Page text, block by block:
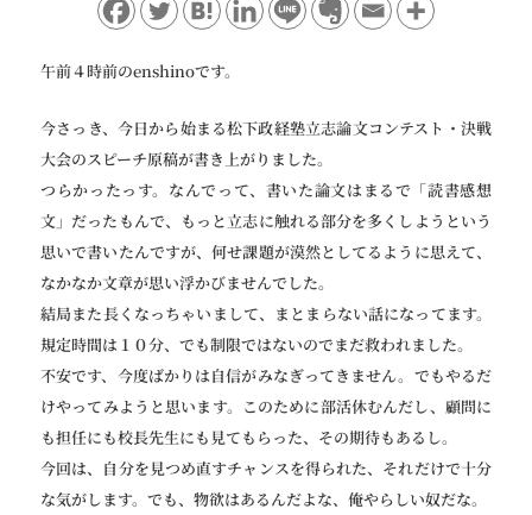
午前４時前のenshinoです。
今さっき、今日から始まる松下政経塾立志論文コンテスト・決戦
大会のスピーチ原稿が書き上がりました。
つらかったっす。なんでって、書いた論文はまるで「読書感想
文」だったもんで、もっと立志に触れる部分を多くしようという
思いで書いたんですが、何せ課題が漠然としてるように思えて、
なかなか文章が思い浮かびませんでした。
結局また長くなっちゃいまして、まとまらない話になってます。
規定時間は１０分、でも制限ではないのでまだ救われました。
不安です、今度ばかりは自信がみなぎってきません。でもやるだ
けやってみようと思います。このために部活休むんだし、顧問に
も担任にも校長先生にも見てもらった、その期待もあるし。
今回は、自分を見つめ直すチャンスを得られた、それだけで十分
な気がします。でも、物欲はあるんだよな、俺やらしい奴だな。